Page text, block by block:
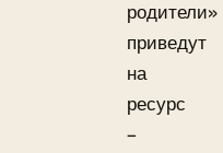
родители»
приведут
на
ресурс
–